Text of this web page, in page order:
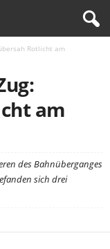
Rotlicht am
am
des Bahnüberganges
sich drei